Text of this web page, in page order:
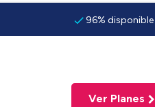
96% disponible
Ver Planes